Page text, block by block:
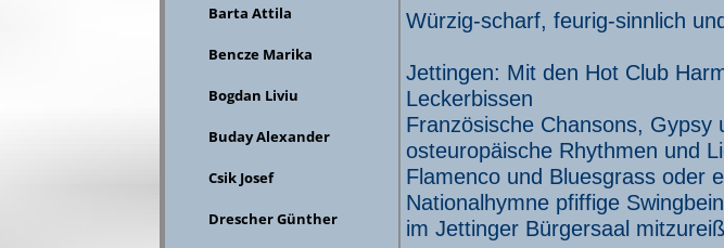
Barta Attila
Bencze Marika
Bogdan Liviu
Buday Alexander
Csik Josef
Drescher Günther
Würzig-scharf, feurig-sinnlich
Jettingen: Mit den Hot Club
Leckerbissen
Französische Chansons,
osteuropäische Rhythmen und
Flamenco und Bluesgrass oder
Nationalhymne pfiffige
im Jettinger Bürgersaal